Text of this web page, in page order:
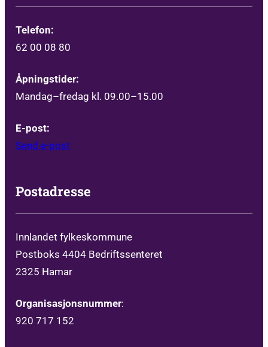
Telefon:
62 00 08 80
Åpningstider:
Mandag–fredag kl. 09.00–15.00
E-post:
Send e-post
Postadresse
Innlandet fylkeskommune
Postboks 4404 Bedriftssenteret
2325 Hamar
Organisasjonsnummer:
920 717 152